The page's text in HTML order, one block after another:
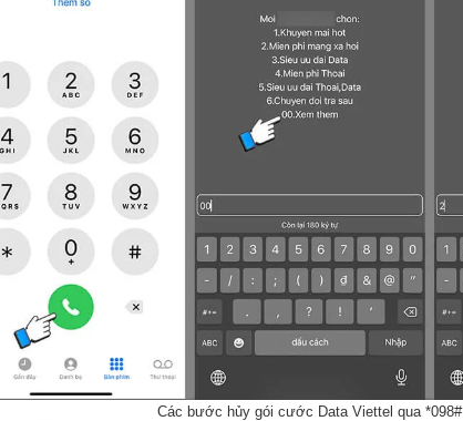
Các bước hủy gói cước Data Viettel qua *098#